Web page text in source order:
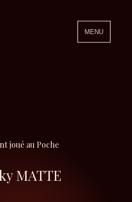
MENU
joué au Poche
MATTE